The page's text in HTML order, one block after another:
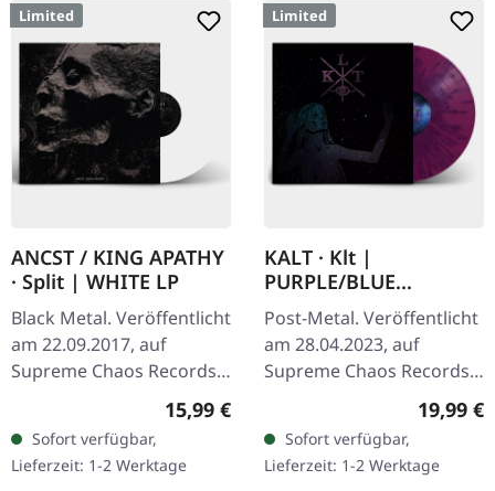
Limited
ANCST / KING APATHY
· Split | WHITE LP
Black Metal. Veröffentlicht
am 22.09.2017, auf
Supreme Chaos Records.
Weißes Vinyl, limitiert auf
handnummerierte
Exemplare. Diese…
Regulärer Preis:
15,99 €
Sofort verfügbar,
Lieferzeit: 1-2 Werktage
Limited
KALT · Klt |
PURPLE/BLUE
SPLATTER LP
Post-Metal. Veröffentlicht
am 28.04.2023, auf
Supreme Chaos Records.
SCR-Exklusives Splatter-
Vinyl auf transparent lila
Vinyl mit blauen Splattern,
…
19,99 €
Sofort verfügbar,
Lieferzeit: 1-2 Werktage